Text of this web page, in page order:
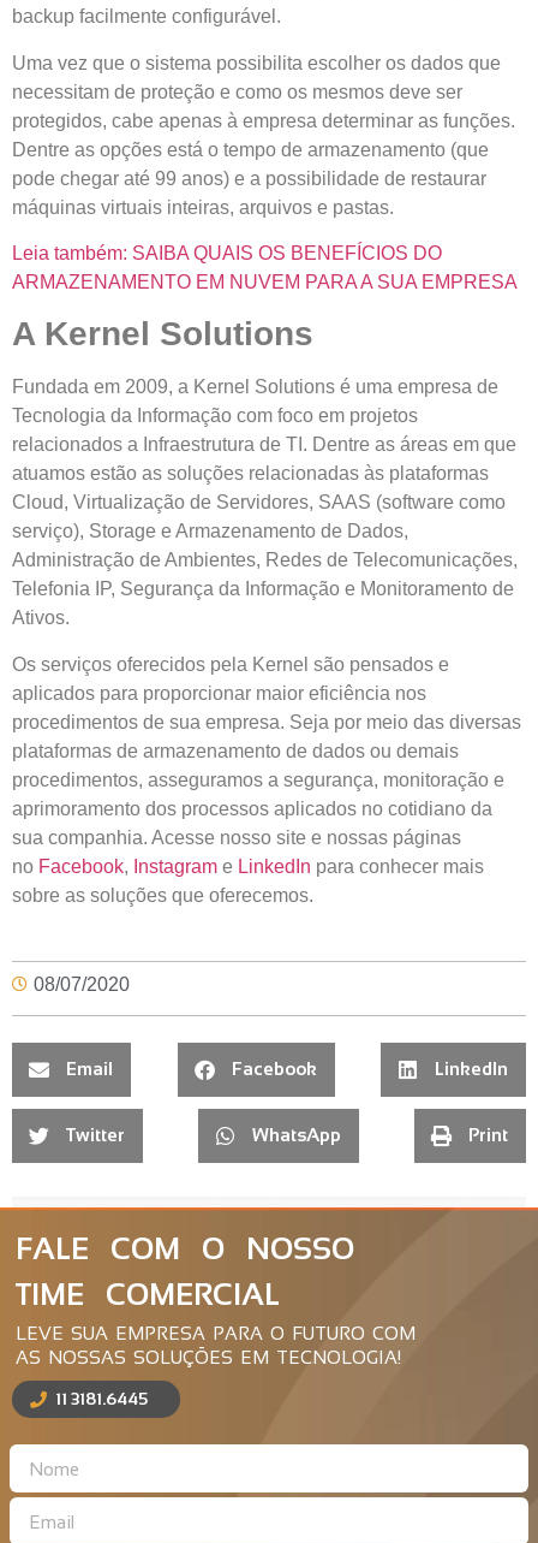
backup facilmente configurável.
Uma vez que o sistema possibilita escolher os dados que
necessitam de proteção e como os mesmos deve ser
protegidos, cabe apenas à empresa determinar as funções.
Dentre as opções está o tempo de armazenamento (que
pode chegar até 99 anos) e a possibilidade de restaurar
máquinas virtuais inteiras, arquivos e pastas.
Leia também: SAIBA QUAIS OS BENEFÍCIOS DO
ARMAZENAMENTO EM NUVEM PARA A SUA EMPRESA
A Kernel Solutions
Fundada em 2009, a Kernel Solutions é uma empresa de
Tecnologia da Informação com foco em projetos
relacionados a Infraestrutura de TI. Dentre as áreas em que
atuamos estão as soluções relacionadas às plataformas
Cloud, Virtualização de Servidores, SAAS (software como
serviço), Storage e Armazenamento de Dados,
Administração de Ambientes, Redes de Telecomunicações,
Telefonia IP, Segurança da Informação e Monitoramento de
Ativos.
Os serviços oferecidos pela Kernel são pensados e
aplicados para proporcionar maior eficiência nos
procedimentos de sua empresa. Seja por meio das diversas
plataformas de armazenamento de dados ou demais
procedimentos, asseguramos a segurança, monitoração e
aprimoramento dos processos aplicados no cotidiano da
sua companhia. Acesse nosso site e nossas páginas
no Facebook, Instagram e LinkedIn para conhecer mais
sobre as soluções que oferecemos.
08/07/2020
Email Facebook LinkedIn
Twitter WhatsApp Print
FALE COM O NOSSO
TIME COMERCIAL
LEVE SUA EMPRESA PARA O FUTURO COM
AS NOSSAS SOLUÇÕES EM TECNOLOGIA!
11 3181.6445